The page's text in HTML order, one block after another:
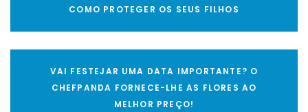
COMO PROTEGER OS SEUS FILHOS
VAI FESTEJAR UMA DATA IMPORTANTE? O
CHEFPANDA FORNECE-LHE AS FLORES AO
MELHOR PREÇO!